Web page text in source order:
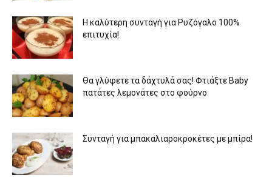
Η καλύτερη συνταγή για Ρυζόγαλο 100%
επιτυχία!
Θα γλύφετε τα δάχτυλά σας! Φτιάξτε Baby
πατάτες λεμονάτες στο φούρνο
Συνταγή για μπακαλιαροκροκέτες με μπίρα!